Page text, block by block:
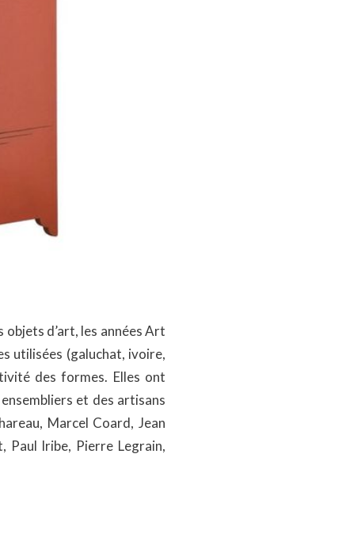
objets d’art, les années Art
utilisées (galuchat, ivoire,
des formes. Elles ont
et des artisans
Marcel Coard, Jean
Paul Iribe, Pierre Legrain,